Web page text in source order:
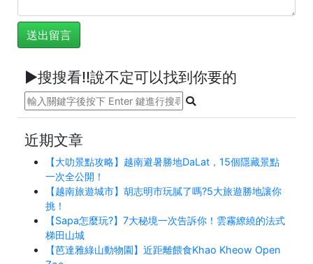
►搜搜看!!說不定可以找到你要的
近期文章
【大叻景點攻略】越南避暑勝地DaLat，15個隱藏景點
一次全公開！
【越南旅遊城市】胡志明市玩膩了嗎?5大旅遊勝地讓你
挑！
【Sapa怎麼玩?】7大秘境一次告訴你！雲霧繚繞的法式
梯田山城
【芭達雅綠山動物園】近距離餵食Khao Kheow Open